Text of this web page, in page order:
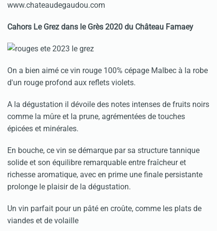
www.chateaudegaudou.com
Cahors Le Grez dans le Grès 2020 du Château Famaey
On a bien aimé ce vin rouge 100% cépage Malbec à la robe
d'un rouge profond aux reflets violets.
A la dégustation il dévoile des notes intenses de fruits noirs
comme la mûre et la prune, agrémentées de touches
épicées et minérales.
En bouche, ce vin se démarque par sa structure tannique
solide et son équilibre remarquable entre fraîcheur et
richesse aromatique, avec en prime une finale persistante
prolonge le plaisir de la dégustation.
Un vin parfait pour un pâté en croûte, comme les plats de
viandes et de volaille